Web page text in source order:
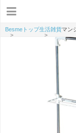
Besmeトップ
>
生活雑貨
>
マン